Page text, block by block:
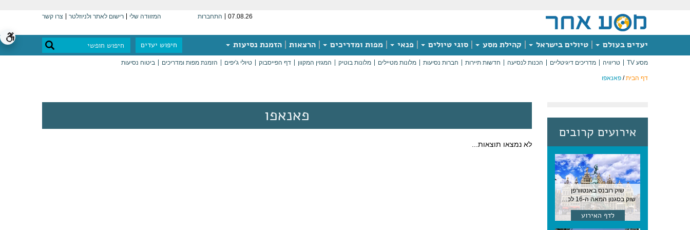
07.08.26 התחברות המזוודה שלי רישום לאתר ולניוזלטר צרו קשר
יעדים בעולם טיולים בישראל קהילת מסע סוגי טיולים פנאי מפות ומדריכים הרצאות הזמנת נסיעות חיפוש יעדים
מסע TV טריוויה מדריכים דיגיטליים הכנות לנסיעה חדשות תיירות חברות נסיעות מלונות מטיילים מלונות בוטיק המגזין המקוון דף הפייסבוק טיולי ג'יפים הזמנת מפות ומדריכים ביטוח נסיעות
דף הבית/ פאנאפו
אירועים קרובים
שוק רובנס באנטוורפן
שוק בסגנון המאה ה-16 לכבודו של הצייר המפורסם, בן העיר, נערך ב-15 באוגוסט באנטוורפן
לדף האירוע
פאנאפו
לא נמצאו תוצאות...